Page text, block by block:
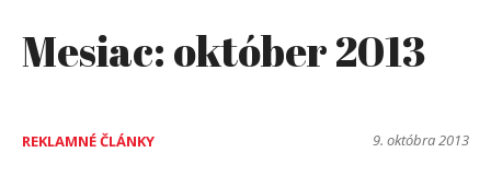
Mesiac:október 2013
REKLAMNÉ ČLÁNKY 9. októbra 2013